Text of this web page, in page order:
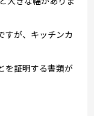
すが、キッチンカ
を証明する書類が